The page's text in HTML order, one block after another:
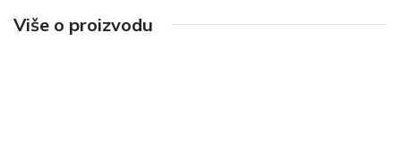
Više o proizvodu